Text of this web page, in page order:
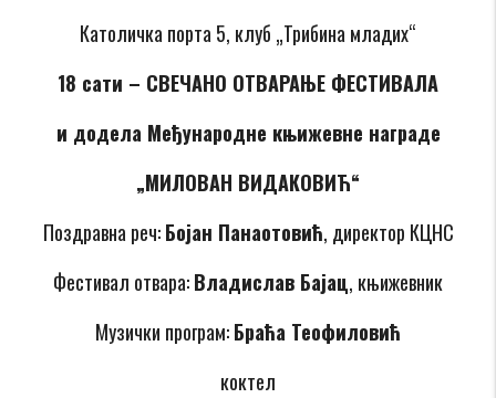
Католичка порта 5, клуб „Трибина младих“
18 сати – СВЕЧАНО ОТВАРАЊЕ ФЕСТИВАЛА
и додела Међународне књижевне награде
„МИЛОВАН ВИДАКОВИЋ“
Поздравна реч:Бојан Панаотовић, директор КЦНС
Фестивал отвара:Владислав Бајац, књижевник
Музички програм:Браћа Теофиловић
коктел